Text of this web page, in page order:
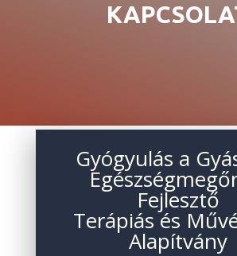
Gyógyulás a
Fejlesztő
Terápiás és
Alapítvány